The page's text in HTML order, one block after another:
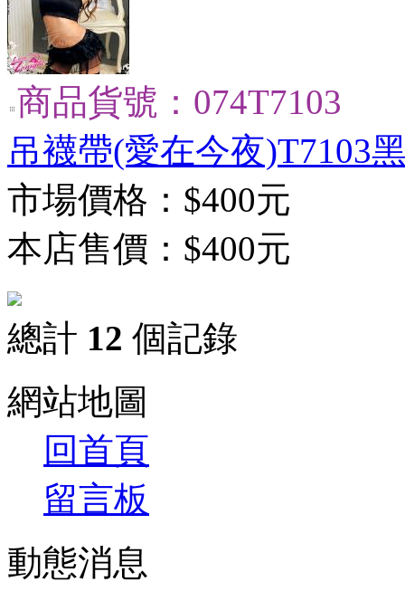
商品貨號：074T7103
吊襪帶(愛在今夜)T7103
市場價格： $400元
本店售價： $400元
總計 12 個記錄
網站地圖
回首頁
留言板
動態消息